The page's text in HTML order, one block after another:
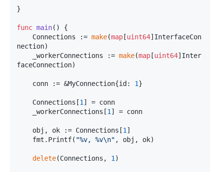
}
func main() {
	Connections :=
make(map[uint64]InterfaceCon
nection)
	_workerConnections :=
make(map[uint64]Inter
faceConnection)
	conn := &MyConnection{id:
1}
	Connections[
1 ] = conn
	_workerConnections[
1 ] = conn
	obj, ok := Connections[
1 ]
	fmt.Printf(
"%v, %v\n" , obj, ok)
delete(Connections, 1 )